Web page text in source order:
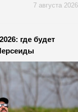
7 августа 2026
где будет